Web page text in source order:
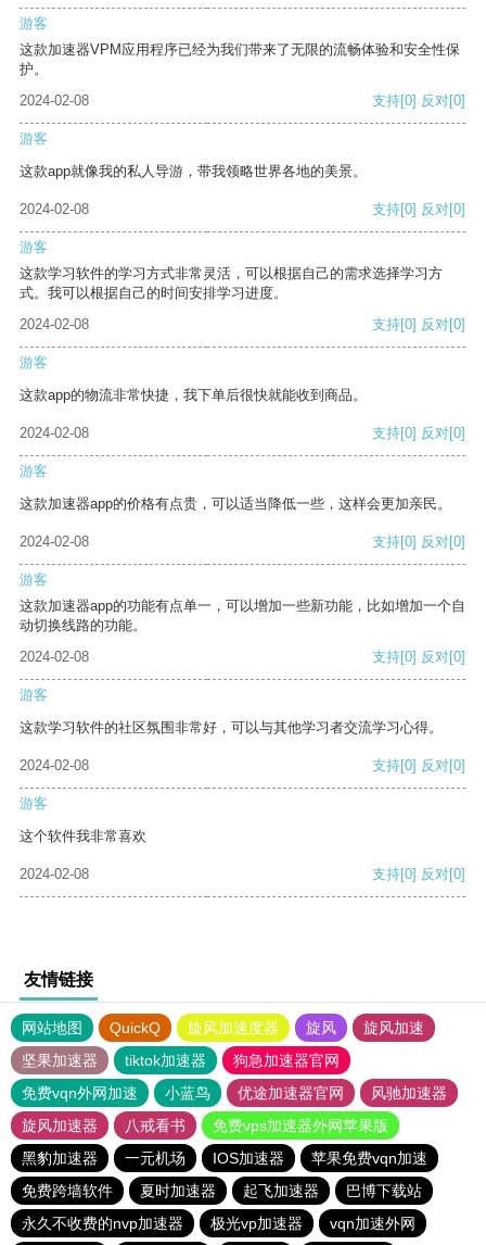
游客
这款加速器VPM应用程序已经为我们带来了无限的流畅体验和安全性保
护。
2024-02-08
支持[0] 反对[0]
游客
这款app就像我的私人导游，带我领略世界各地的美景。
2024-02-08 支持[0] 反对[0]
游客
这款学习软件的学习方式非常灵活，可以根据自己的需求选择学习方
式。我可以根据自己的时间安排学习进度。
2024-02-08
支持[0] 反对[0]
游客
这款app的物流非常快捷，我下单后很快就能收到商品。
2024-02-08 支持[0] 反对[0]
游客
这款加速器app的价格有点贵，可以适当降低一些，这样会更加亲民。
2024-02-08 支持[0] 反对[0]
游客
这款加速器app的功能有点单一，可以增加一些新功能，比如增加一个自
动切换线路的功能。
2024-02-08
支持[0] 反对[0]
游客
这款学习软件的社区氛围非常好，可以与其他学习者交流学习心得。
2024-02-08 支持[0] 反对[0]
游客
这个软件我非常喜欢
2024-02-08 支持[0] 反对[0]
友情链接
网站地图 QuickQ 旋风加速度器 旋风
旋风加速
坚果加速器
tiktok加速器
狗急加速器官网
免费vqn外网加速
小蓝鸟 优途加速器官网
风驰加速器
旋风加速器
八戒看书
免费vps加速器外网苹果版
黑豹加速器
一元机场 IOS加速器
苹果免费vqn加速
免费跨墙软件
夏时加速器 起飞加速器
巴博下载站
永久不收费的nvp加速器
极光vp加速器 vqn加速外网